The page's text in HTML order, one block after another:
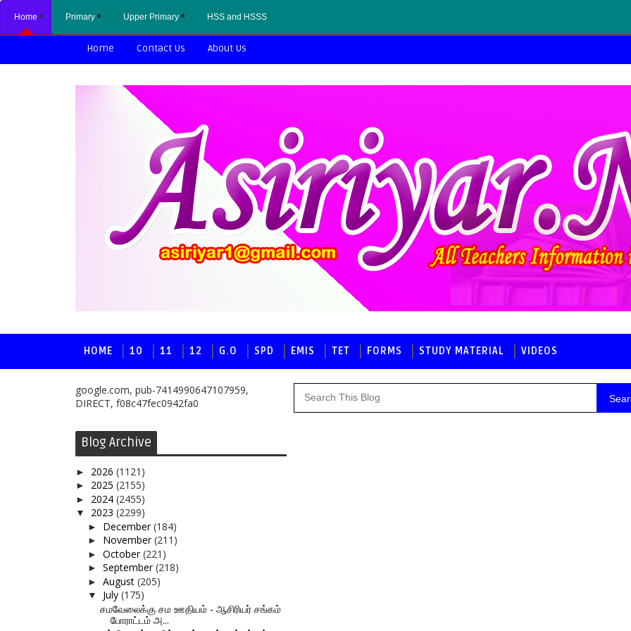
Home Primary Upper Primary HSS and HSSS
Home Contact Us About Us
HOME 10 11 12 G.O SPD EMIS TET FORMS STUDY MATERIAL VIDEOS
google.com, pub-7414990647107959,
DIRECT, f08c47fec0942fa0
Blog Archive
► 2026 (1121)
► 2025 (2155)
► 2024 (2455)
▼ 2023 (2299)
► December(184)
► November(211)
► October(221)
► September(218)
► August (205)
▼ July (175)
சமவேலைக்கு சம ஊதியம் - ஆசிரியர் சங்கம்
போராட்டம் அ...